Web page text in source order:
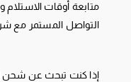
متابعة أوقات الاستلام
التواصل المستمر مع
إذا كنت تبحث عن شحن